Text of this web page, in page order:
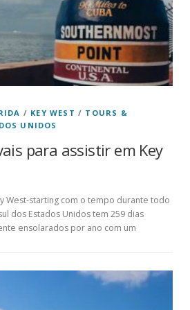
/ KEY WEST / TOURS &
UNIDOS
para assistir em Key
West-starting com o tempo durante todo
dos Estados Unidos tem 259 dias
ensolarados por ano com um